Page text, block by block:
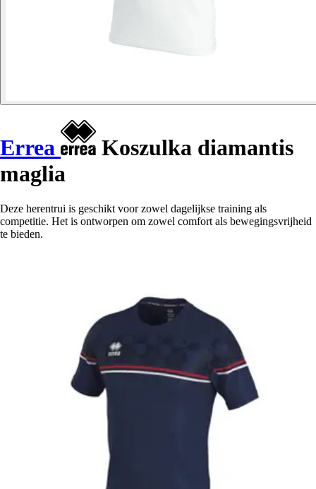
Errea
Koszulka diamantis
maglia
Deze herentrui is geschikt voor zowel dagelijkse training als
competitie. Het is ontworpen om zowel comfort als bewegingsvrijheid
te bieden.